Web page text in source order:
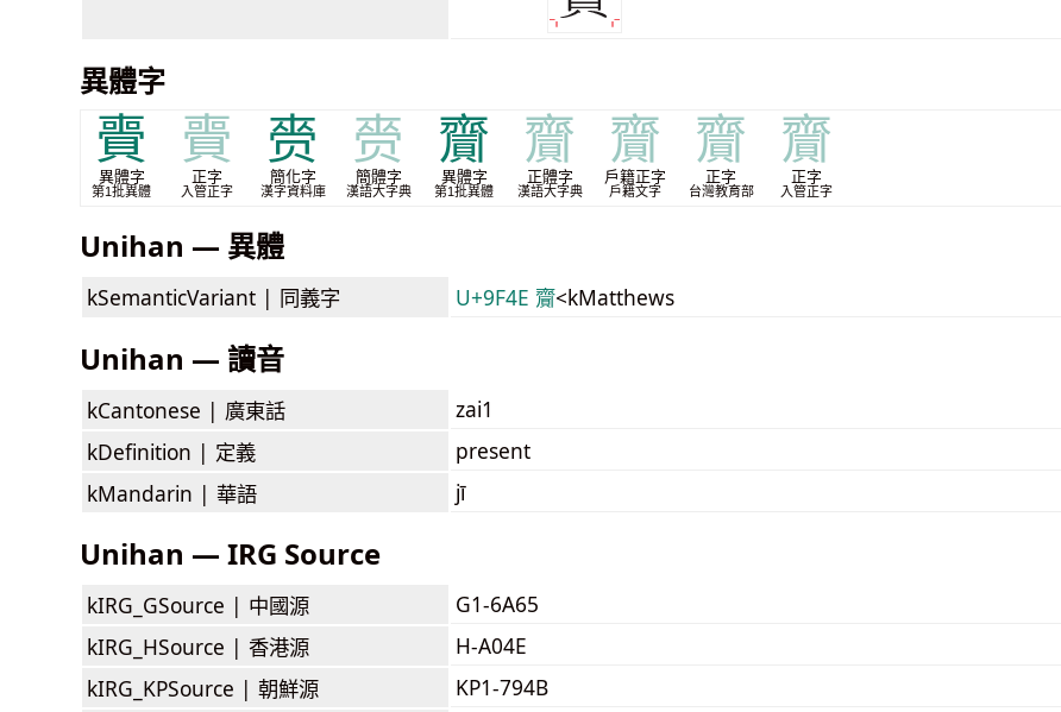
異體字
賷
異體字
第1批異體
賷
正字
入管正字
赍
簡化字
漢字資料庫
赍
簡體字
漢語大字典
齎
異體字
第1批異體
齎
正體字
漢語大字典
齎
戶籍正字
戶籍文字
齎
正字
台灣教育部
齎
正字
入管正字
Unihan — 異體
kSemanticVariant | 同義字 U+9F4E 齎<kMatthews
Unihan — 讀音
kCantonese | 廣東話
zai1
kDefinition | 定義
present
kMandarin | 華語 jī
Unihan — IRG Source
kIRG_GSource | 中國源
G1-6A65
kIRG_HSource | 香港源
H-A04E
kIRG_KPSource | 朝鮮源
KP1-794B